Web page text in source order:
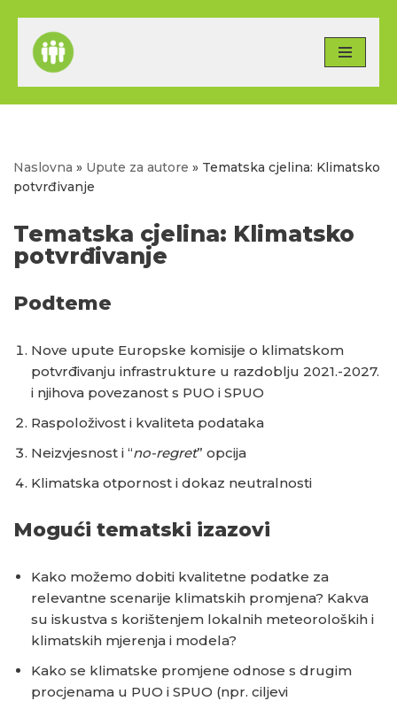
Skip
content
Naslovna » Upute za autore » Tematska cjelina: Klimatsko
potvrđivanje
Tematska cjelina: Klimatsko
potvrđivanje
Podteme
Nove upute Europske komisije o klimatskom
potvrđivanju infrastrukture u razdoblju 2021.-2027.
i njihova povezanost s PUO i SPUO
Raspoloživost i kvaliteta podataka
Neizvjesnost i “no-regret” opcija
Klimatska otpornost i dokaz neutralnosti
Mogući tematski izazovi
Kako možemo dobiti kvalitetne podatke za
relevantne scenarije klimatskih promjena? Kakva
su iskustva s korištenjem lokalnih meteoroloških i
klimatskih mjerenja i modela?
Kako se klimatske promjene odnose s drugim
procjenama u PUO i SPUO (npr. ciljevi